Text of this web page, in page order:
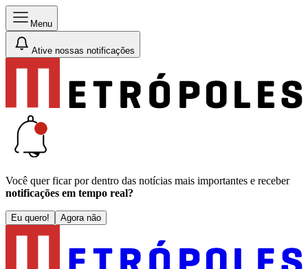
Menu
Ative nossas notificações
Você quer ficar por dentro das notícias mais importantes e receber
notificações em tempo real?
Eu quero! Agora não